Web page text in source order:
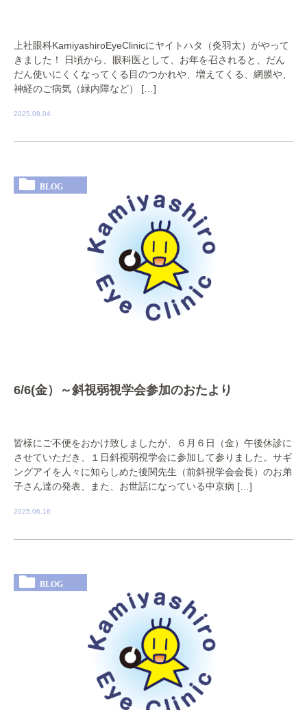
上社眼科KamiyashiroEyeClinicにヤイトハタ（灸羽太）がやって
きました！ 日頃から、眼科医として、お年を召されると、だん
だん使いにくくなってくる目のつかれや、増えてくる、網膜や、
神経のご病気（緑内障など） […]
2025.08.04
BLOG
6/6(金）～斜視弱視学会参加のおたより
皆様にご不便をおかけ致しましたが、６月６日（金）午後休診に
させていただき、１日斜視弱視学会に参加して参りました。サギ
ングアイを人々に知らしめた後関先生（前斜視学会会長）のお弟
子さん達の発表、また、お世話になっている中京病 […]
2025.06.16
BLOG